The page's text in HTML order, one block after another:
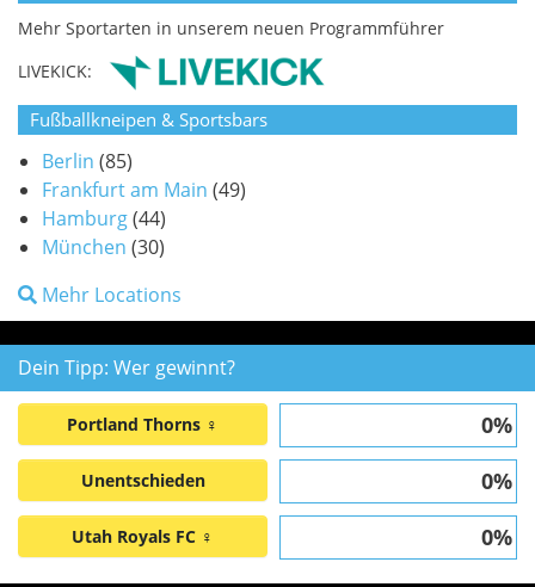
Mehr Sportarten in unserem neuen Programmführer
LIVEKICK:
Fußballkneipen & Sportsbars
Berlin (85)
Frankfurt am Main (49)
Hamburg(44)
München (30)
Mehr Locations
Dein Tipp: Wer gewinnt?
Portland Thorns ♀ 0%
Unentschieden 0%
Utah Royals FC ♀ 0%